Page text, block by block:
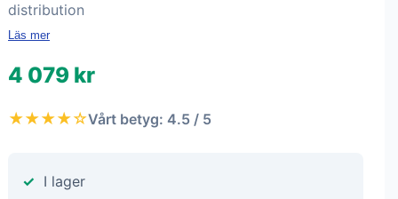
distribution
Läs mer
4 079 kr
★★★★☆Vårt betyg: 4.5 / 5
I lager